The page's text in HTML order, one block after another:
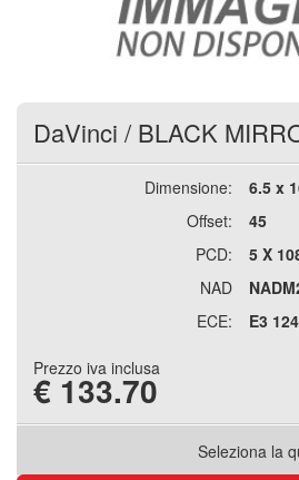
DaVinci / BLACK
Dimensione:
6.5 x
Offset:
45
PCD:
5 X
NAD
ECE:
E3
Prezzo iva inclusa
€ 133.70
Seleziona la